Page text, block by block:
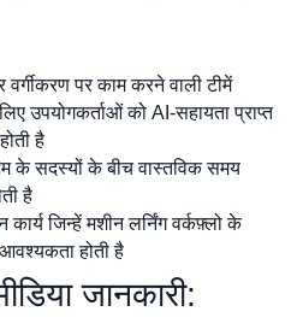
पर काम करने वाली टीमें
उपयोगकर्ताओं को AI-सहायता प्राप्त
है
के सदस्यों के बीच वास्तविक समय
है
जिन्हें मशीन लर्निंग वर्कफ़्लो के
होती है
जानकारी: